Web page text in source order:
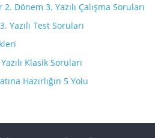
Dönem 3. Yazılı Çalışma Soruları
Yazılı Test Soruları
Klasik Soruları
Hazırlığın 5 Yolu